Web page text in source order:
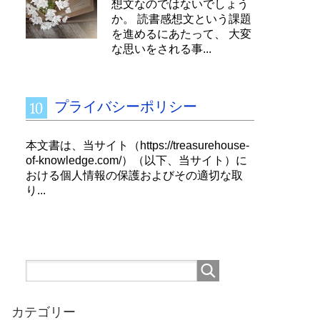
想文なのではないでしょう
か。 読書感想文という課題
を進めるにあたって、 大変
な思いをされる事...
プライバシーポリシー
本文書は、当サイト（https://treasurehouse-
of-knowledge.com/）（以下、当サイト）に
おける個人情報の保護およびその適切な取
り...
カテゴリー